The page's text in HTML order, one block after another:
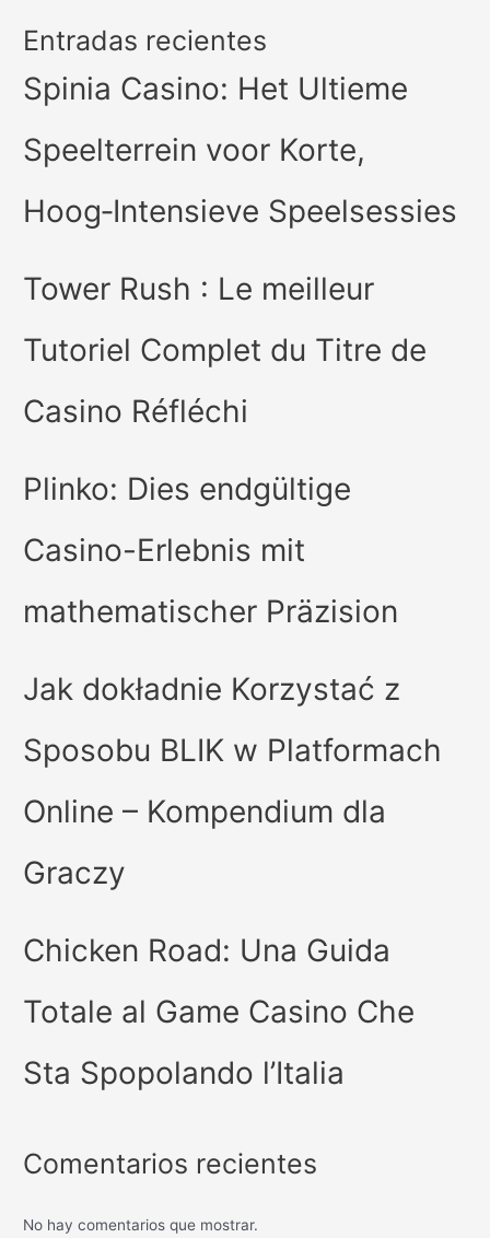
Entradas recientes
Spinia Casino: Het Ultieme
Speelterrein voor Korte,
Hoog‑Intensieve Speelsessies
Tower Rush : Le meilleur
Tutoriel Complet du Titre de
Casino Réfléchi
Plinko: Dies endgültige
Casino-Erlebnis mit
mathematischer Präzision
Jak dokładnie Korzystać z
Sposobu BLIK w Platformach
Online – Kompendium dla
Graczy
Chicken Road: Una Guida
Totale al Game Casino Che
Sta Spopolando l’Italia
Comentarios recientes
No hay comentarios que mostrar.